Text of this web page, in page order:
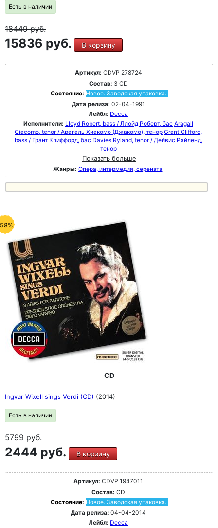
Есть в наличии
18449руб.
15836 руб. В корзину
Артикул: CDVP 278724
Состав: 3 CD
Состояние: Новое. Заводская упаковка.
Дата релиза: 02-04-1991
Лейбл: Decca
Исполнители: Lloyd Robert, bass / Ллойд Роберт, бас Aragall
Giacomo, tenor / Арагаль Хиакомо (Джакомо), тенор Grant Clifford,
bass / Грант Клиффорд, бас Davies Ryland, tenor / Дейвис Райленд,
тенор
Показать больше
Жанры: Опера, интермедия, серената
CD
Ingvar Wixell sings Verdi (CD) (2014)
Есть в наличии
5799руб.
2444 руб. В корзину
Артикул: CDVP 1947011
Состав: CD
Состояние: Новое. Заводская упаковка.
Дата релиза: 04-04-2014
Лейбл: Decca